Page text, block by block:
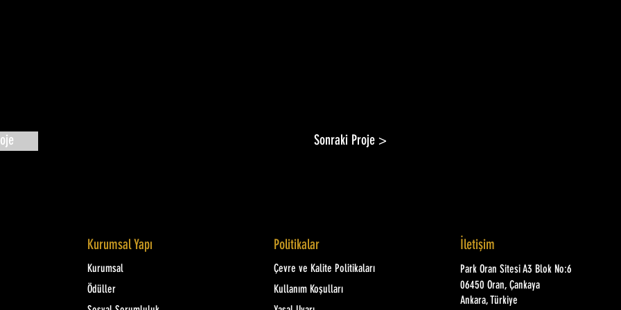
Sonraki Proje >
Kurumsal Yapı
Kurumsal
Ödüller
Politikalar
Çevre ve Kalite Politikaları
Kullanım Koşulları
İletişim
Park Oran Sitesi A3 Blok No:6
06450 Oran, Çankaya
Ankara, Türkiye